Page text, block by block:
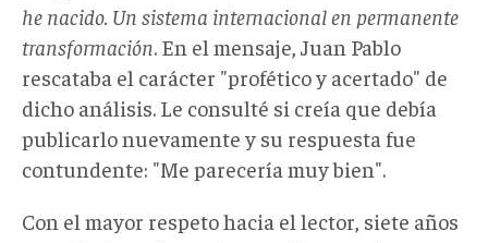
he nacido. Un sistema internacional en permanente
transformación. En el mensaje, Juan Pablo
rescataba el carácter "profético y acertado" de
dicho análisis. Le consulté si creía que debía
publicarlo nuevamente y su respuesta fue
contundente: "Me parecería muy bien".
Con el mayor respeto hacia el lector, siete años